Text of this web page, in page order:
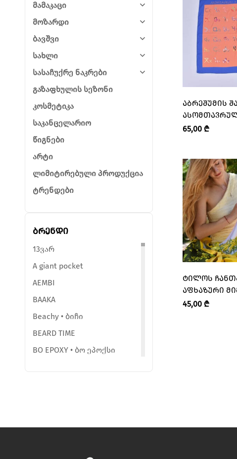
მამაკაცი
მოზარდი
ბავშვი
სახლი
სასაჩუქრე ნაკრები
გაზაფხულის სეზონი
კოსმეტიკა
საკანცელარიო
წიგნები
არტი
ლიმიტირებული პროდუქცია
ტრენდები
ბრენდი
13ვარ
A giant pocket
AEMBI
BAAKA
Beachy • ბიჩი
BEARD TIME
BO EPOXY • ბო ეპოქსი
ᲐᲑᲠᲔᲨᲣᲛᲘᲡ
“KIRKE • ᲙᲘᲠᲙᲔ”
65,00 ₾
ᲢᲘᲚᲝᲡ
ᲐᲤᲮᲐᲖᲣᲠᲘ
“KIRKE • ᲙᲘᲠᲙᲔ”
45,00 ₾